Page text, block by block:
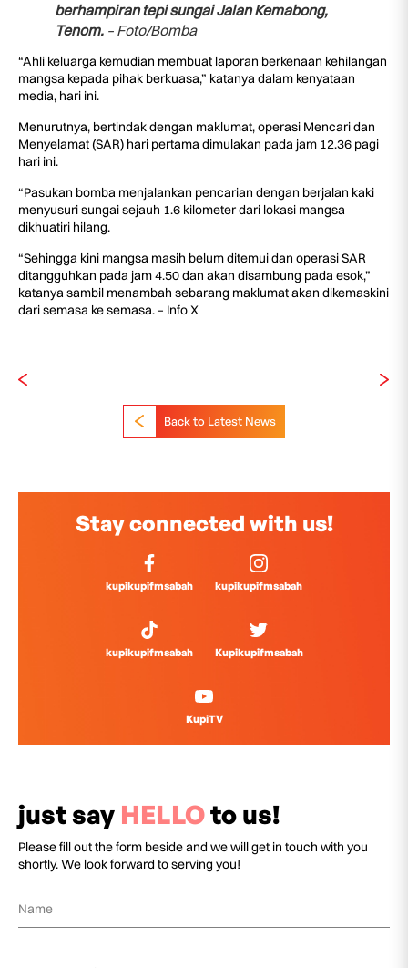
berhampiran tepi sungai Jalan Kemabong,
Tenom. – Foto/Bomba
“Ahli keluarga kemudian membuat laporan berkenaan kehilangan
mangsa kepada pihak berkuasa,” katanya dalam kenyataan
media, hari ini.
Menurutnya, bertindak dengan maklumat, operasi Mencari dan
Menyelamat (SAR) hari pertama dimulakan pada jam 12.36 pagi
hari ini.
“Pasukan bomba menjalankan pencarian dengan berjalan kaki
menyusuri sungai sejauh 1.6 kilometer dari lokasi mangsa
dikhuatiri hilang.
“Sehingga kini mangsa masih belum ditemui dan operasi SAR
ditangguhkan pada jam 4.50 dan akan disambung pada esok,”
katanya sambil menambah sebarang maklumat akan dikemaskini
dari semasa ke semasa. – Info X
Back to Latest News
Stay connected with us!
kupikupifmsabah kupikupifmsabah
kupikupifmsabah Kupikupifmsabah
KupiTV
just say HELLOto us!
Please fill out the form beside and we will get in touch with you
shortly. We look forward to serving you!